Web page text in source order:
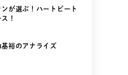
ンが選ぶ！ハートビート
！
基裕のアナライズ